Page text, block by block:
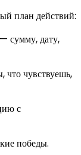
план действий:
сумму, дату,
что чувствуешь,
с
победы.